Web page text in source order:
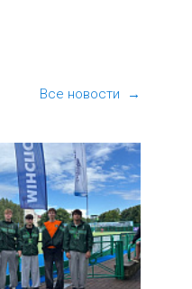
Все новости →